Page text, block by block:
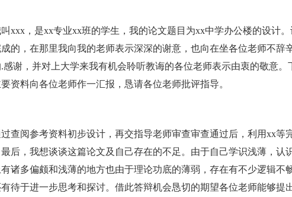
，是xx专业xx班的学生，我的论文题目为xx中学办公楼的设计。
的，在那里我向我的老师表示深深的谢意，也向在坐各位老师不辞
谢，并对上大学来我有机会聆听教诲的各位老师表示由衷的敬意。
资料向各位老师作一汇报，恳请各位老师批评指导。
阅参考资料初步设计，再交指导老师审查审查通过后，利用xx等
后，我想谈谈这篇论文及自己存在的不足。由于自己学识浅薄，认
诸多偏颇和浅薄的地方也由于理论功底的薄弱，存在有不少逻辑不
待于进一步思考和探讨。借此答辩机会恳切的期望各位老师能够提